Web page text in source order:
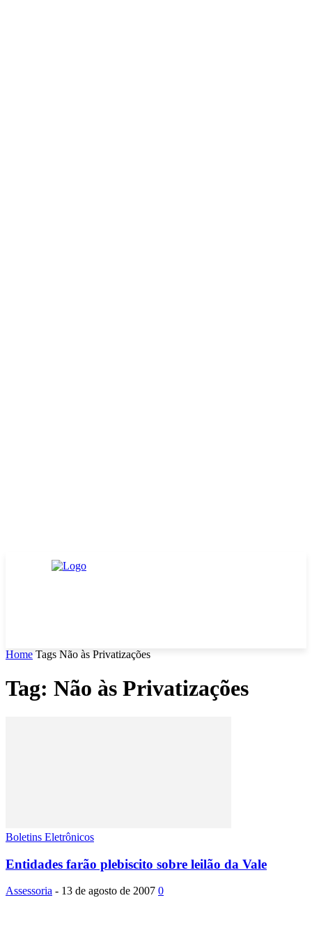
Home Tags Não às Privatizações
Tag: Não às Privatizações
Boletins Eletrônicos
Entidades farão plebiscito sobre leilão da Vale
Assessoria - 13 de agosto de 2007 0